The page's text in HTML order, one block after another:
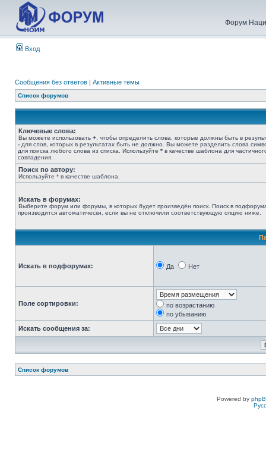
Форум
Вход
Сообщения без ответов | Активные темы
Список форумов
Ключевые слова:
Вы можете использовать + , чтобы определить слова, которые должны быть в
- для слов, которых в результатах быть не должно. Вы можете разделить слова
для поиска любого слова из списка. Используйте * в качестве шаблона для
совпадения.
Поиск по автору:
Используйте * в качестве шаблона.
Искать в форумах:
Выберите форум или форумы, в которых будет произведён поиск. Поиск в
производится автоматически, если вы не отключили соответствующую опцию ниже.
Искать в подфорумах: Да Нет
Поле сортировки:
по возрастанию
по убыванию
Искать сообщения за:
Список форумов
Powered by